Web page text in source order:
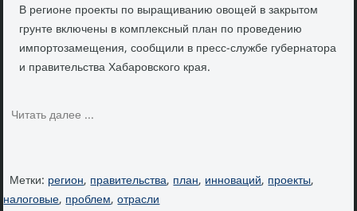
В регионе проекты по выращиванию овощей в закрытом
грунте включены в комплексный план по проведению
импортозамещения, сообщили в пресс-службе губернатора
и правительства Хабаровского края.
Читать далее ...
Метки: регион,правительства,план,инноваций,проекты,
налоговые,проблем,отрасли